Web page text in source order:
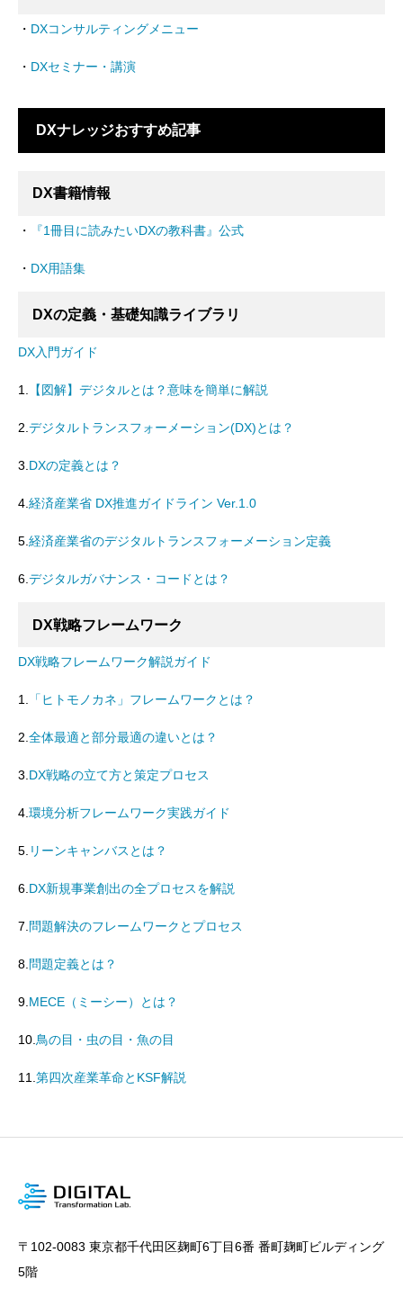
・ DXコンサルティングメニュー
・ DXセミナー・講演
DXナレッジおすすめ記事
DX書籍情報
・ 『1冊目に読みたいDXの教科書』公式
・ DX用語集
DXの定義・基礎知識ライブラリ
DX入門ガイド
1. 【図解】デジタルとは？意味を簡単に解説
2. デジタルトランスフォーメーション(DX)とは？
3. DXの定義とは？
4. 経済産業省 DX推進ガイドライン Ver.1.0
5. 経済産業省のデジタルトランスフォーメーション定義
6. デジタルガバナンス・コードとは？
DX戦略フレームワーク
DX戦略フレームワーク解説ガイド
1. 「ヒトモノカネ」フレームワークとは？
2.全体最適と部分最適の違いとは？
3.DX戦略の立て方と策定プロセス
4.環境分析フレームワーク実践ガイド
5. リーンキャンバスとは？
6.DX新規事業創出の全プロセスを解説
7.問題解決のフレームワークとプロセス
8.問題定義とは？
9.MECE（ミーシー）とは？
10.鳥の目・虫の目・魚の目
11.第四次産業革命とKSF解説
〒102-0083 東京都千代田区麹町6丁目6番 番町麹町ビルディング
5階